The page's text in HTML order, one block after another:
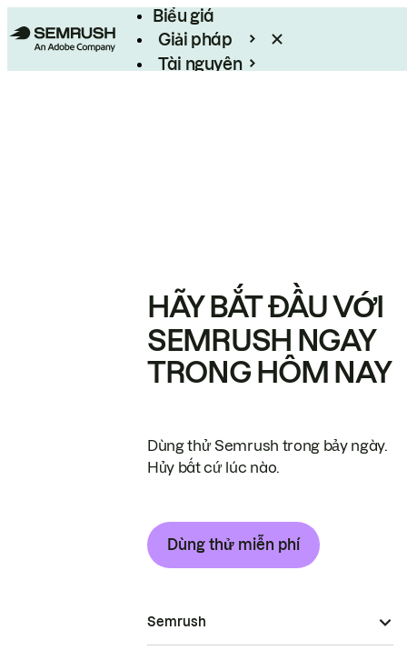
Biểu giá
Giải pháp
Tài nguyên
HÃY BẮT ĐẦU VỚI
SEMRUSH NGAY
TRONG HÔM NAY
Dùng thử Semrush trong bảy ngày.
Hủy bất cứ lúc nào.
Dùng thử miễn phí
Semrush